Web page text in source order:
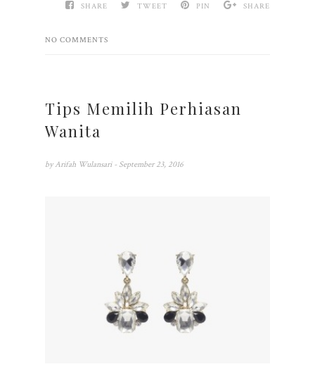
SHARE TWEET PIN SHARE
NO COMMENTS
Tips Memilih Perhiasan
Wanita
by Arifah Wulansari - September 23, 2016